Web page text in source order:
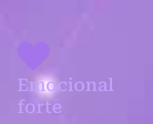
Emocional
forte